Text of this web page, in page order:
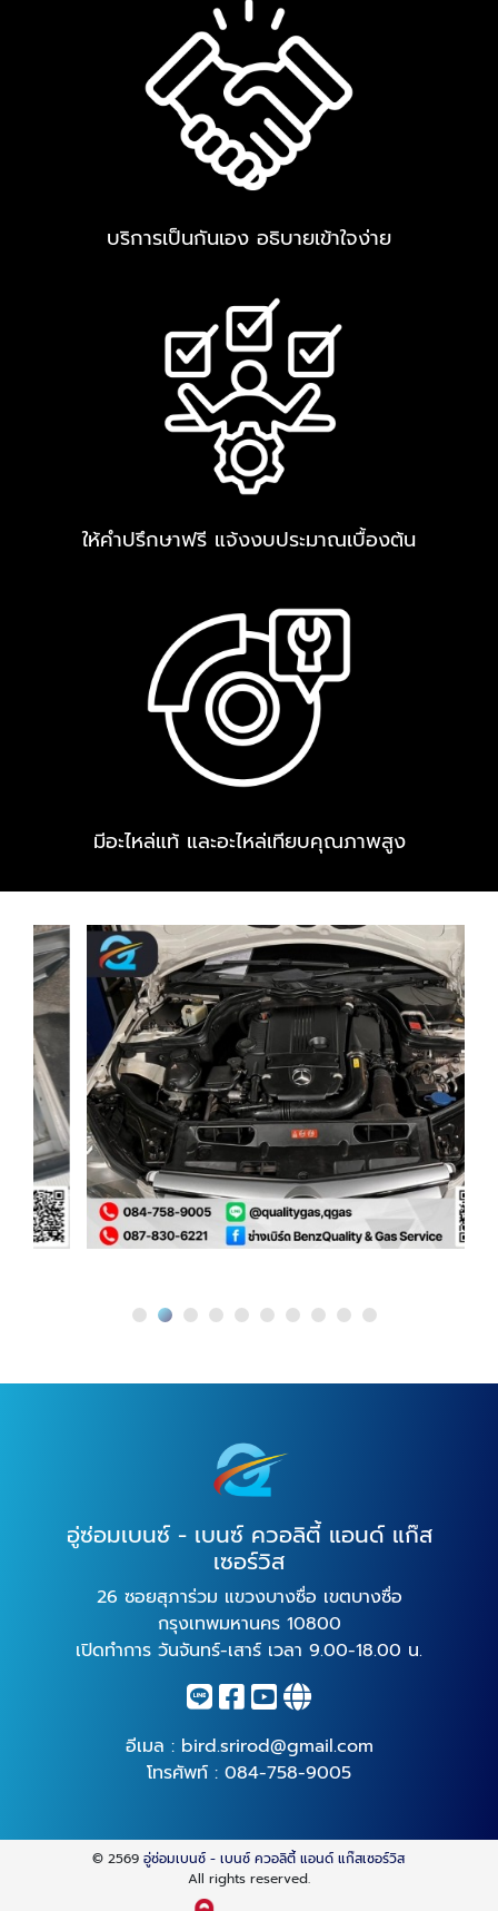
บริการเป็นกันเอง อธิบายเข้าใจง่าย
ให้คำปรึกษาฟรี แจ้งงบประมาณเบื้องต้น
มีอะไหล่แท้ และอะไหล่เทียบคุณภาพสูง
อู่ซ่อมเบนซ์ - เบนซ์ ควอลิตี้ แอนด์ แก๊ส
เซอร์วิส
26 ซอยสุภาร่วม แขวงบางซื่อ เขตบางซื่อ
กรุงเทพมหานคร 10800
เปิดทำการ วันจันทร์-เสาร์ เวลา 9.00-18.00 น.
อีเมล : bird.srirod@gmail.com
โทรศัพท์ : 084-758-9005
© 2569อู่ซ่อมเบนซ์ - เบนซ์ ควอลิตี้ แอนด์ แก๊สเซอร์วิส
All rights reserved.